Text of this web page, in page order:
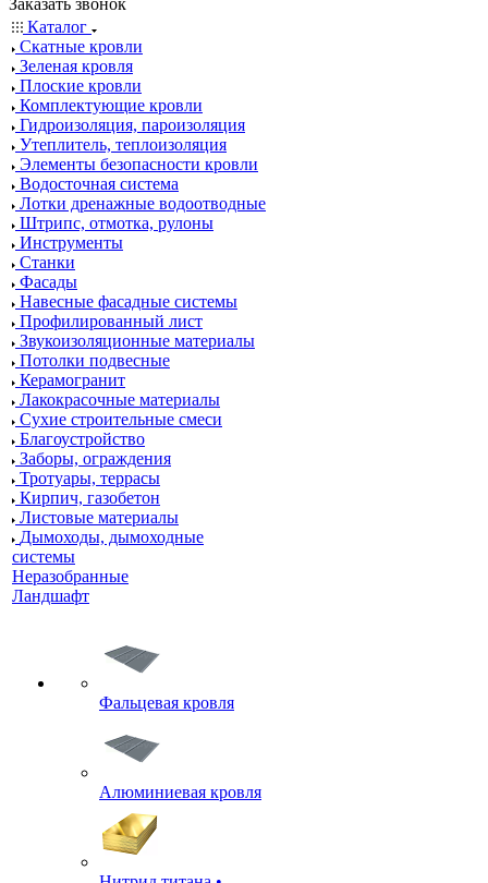
Заказать звонок
Каталог
Скатные кровли
Зеленая кровля
Плоские кровли
Комплектующие кровли
Гидроизоляция, пароизоляция
Утеплитель, теплоизоляция
Элементы безопасности кровли
Водосточная система
Лотки дренажные водоотводные
Штрипс, отмотка, рулоны
Инструменты
Станки
Фасады
Навесные фасадные системы
Профилированный лист
Звукоизоляционные материалы
Потолки подвесные
Керамогранит
Лакокрасочные материалы
Сухие строительные смеси
Благоустройство
Заборы, ограждения
Тротуары, террасы
Кирпич, газобетон
Листовые материалы
Дымоходы, дымоходные
системы
Неразобранные
Ландшафт
Фальцевая кровля
Алюминиевая кровля